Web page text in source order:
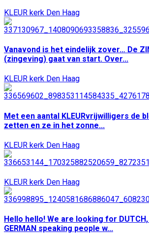
KLEUR kerk Den Haag
Vanavond is het eindelijk zover… De
(zingeving) gaat van start. Over...
KLEUR kerk Den Haag
Met een aantal KLEURvrijwilligers de
zetten en ze in het zonne...
KLEUR kerk Den Haag
KLEUR kerk Den Haag
Hello hello! We are looking for DUTCH,
GERMAN speaking people w...